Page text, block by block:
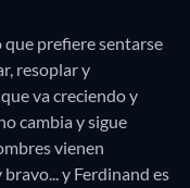
prefiere sentarse
resoplar y
va creciendo y
cambia y sigue
vienen
y Ferdinand es